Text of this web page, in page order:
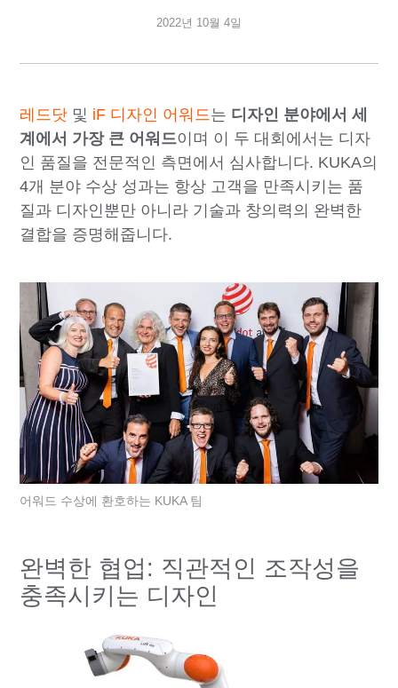
2022년 10월 4일
레드닷 및 iF 디자인 어워드는 디자인 분야에서 세
계에서 가장 큰 어워드이며 이 두 대회에서는 디자
인 품질을 전문적인 측면에서 심사합니다. KUKA의
4개 분야 수상 성과는 항상 고객을 만족시키는 품
질과 디자인뿐만 아니라 기술과 창의력의 완벽한
결합을 증명해줍니다.
어워드 수상에 환호하는 KUKA 팀
완벽한 협업: 직관적인 조작성을
충족시키는 디자인